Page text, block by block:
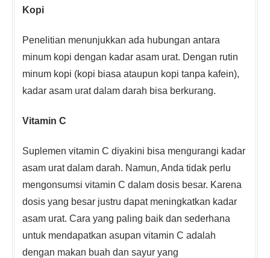
Kopi
Penelitian menunjukkan ada hubungan antara
minum kopi dengan kadar asam urat. Dengan rutin
minum kopi (kopi biasa ataupun kopi tanpa kafein),
kadar asam urat dalam darah bisa berkurang.
Vitamin C
Suplemen vitamin C diyakini bisa mengurangi kadar
asam urat dalam darah. Namun, Anda tidak perlu
mengonsumsi vitamin C dalam dosis besar. Karena
dosis yang besar justru dapat meningkatkan kadar
asam urat. Cara yang paling baik dan sederhana
untuk mendapatkan asupan vitamin C adalah
dengan makan buah dan sayur yang